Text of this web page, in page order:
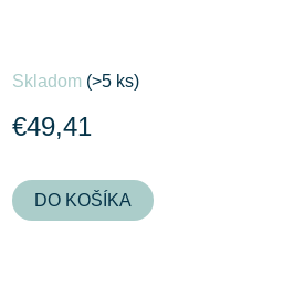
Skladom (>5 ks)
€49,41
DO KOŠÍKA